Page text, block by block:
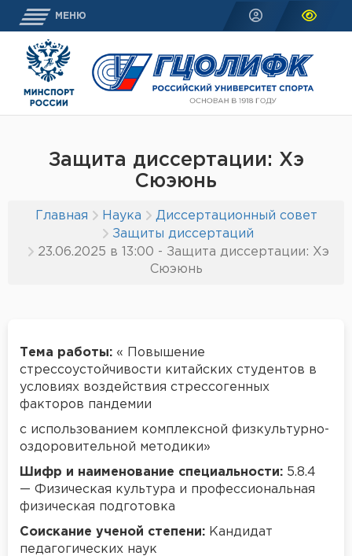
МЕНЮ
Защита диссертации: Хэ
Сюэюнь
Главная Наука
Диссертационный совет
Защиты диссертаций
23.06.2025 в 13:00 - Защита диссертации: Хэ
Сюэюнь
Тема работы: « Повышение
стрессоустойчивости китайских студентов в
условиях воздействия стрессогенных
факторов пандемии
с использованием комплексной физкультурно-
оздоровительной методики»
Шифр и наименование специальности: 5.8.4
— Физическая культура и профессиональная
физическая подготовка
Соискание ученой степени: Кандидат
педагогических наук